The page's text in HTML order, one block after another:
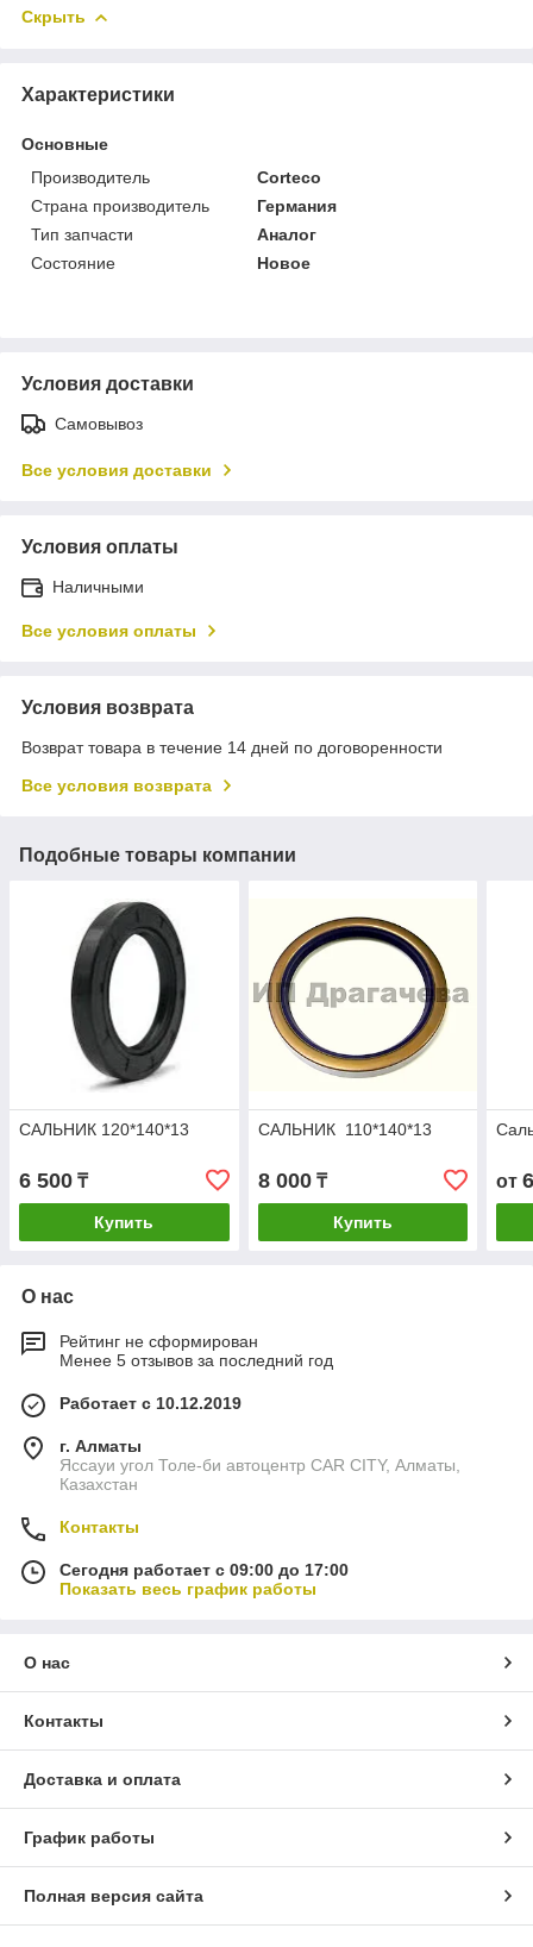
Скрыть
Характеристики
Основные
Производитель
Corteco
Страна производитель
Германия
Тип запчасти
Аналог
Состояние
Новое
Условия доставки
Самовывоз
Все условия доставки
Условия оплаты
Наличными
Все условия оплаты
Условия возврата
Возврат товара в течение 14 дней по договоренности
Все условия возврата
Подобные товары компании
САЛЬНИК 120*140*13
6 500 ₸
Купить
САЛЬНИК 110*140*13
8 000₸
Купить
от
О нас
Рейтинг не сформирован
Менее 5 отзывов за последний год
Работает с 10.12.2019
г. Алматы
Яссауи угол Толе-би автоцентр CAR CITY, Алматы,
Казахстан
Контакты
Сегодня работает с 09:00 до 17:00
Показать весь график работы
О нас
Контакты
Доставка и оплата
График работы
Полная версия сайта